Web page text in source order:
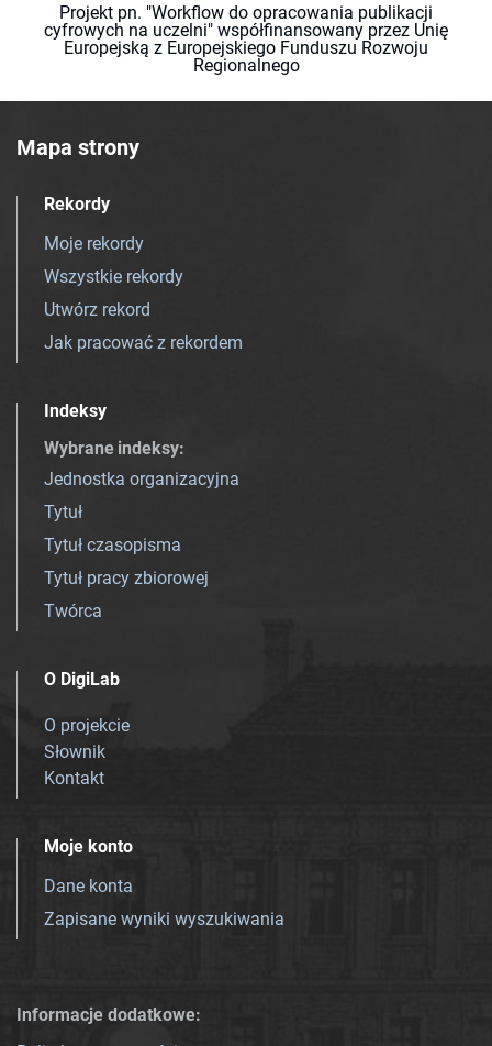
Projekt pn. "Workflow do opracowania publikacji
cyfrowych na uczelni" współfinansowany przez Unię
Europejską z Europejskiego Funduszu Rozwoju
Regionalnego
Mapa strony
Rekordy
Moje rekordy
Wszystkie rekordy
Utwórz rekord
Jak pracować z rekordem
Indeksy
Wybrane indeksy:
Jednostka organizacyjna
Tytuł
Tytuł czasopisma
Tytuł pracy zbiorowej
Twórca
O DigiLab
O projekcie
Słownik
Kontakt
Moje konto
Dane konta
Zapisane wyniki wyszukiwania
Informacje dodatkowe: